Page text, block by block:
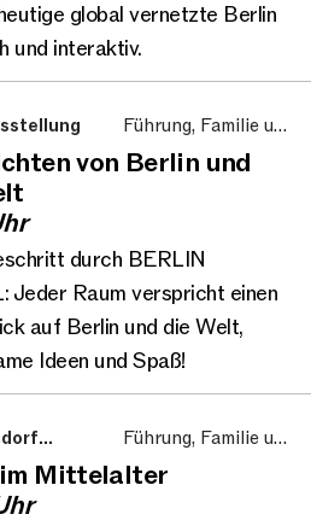
global vernetzte Berlin
und interaktiv.
Führung, Familie und
Kinder
von Berlin und
durch BERLIN
Jeder Raum verspricht einen
auf Berlin und die Welt,
Ideen und Spaß!
Führung, Familie und
Mittelalter